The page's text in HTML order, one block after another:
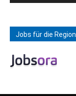
Jobs für die Region